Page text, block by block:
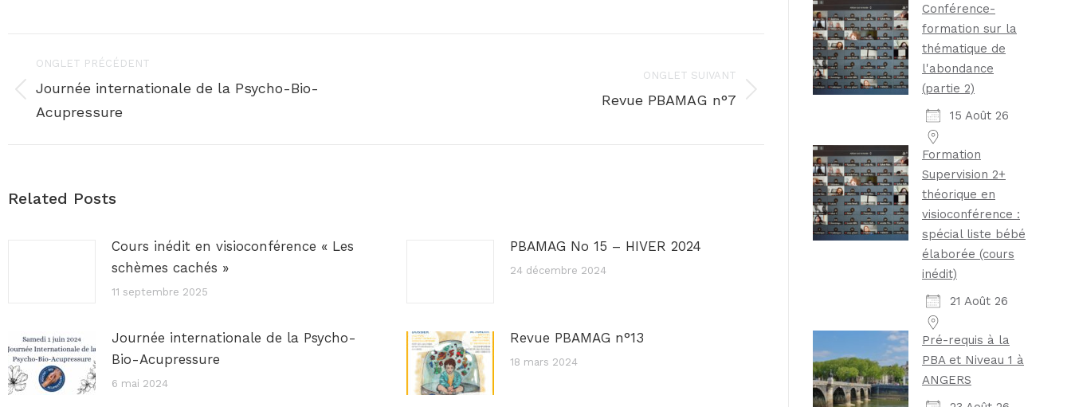
de
commentaire
ONGLET PRÉCÉDENT
Onglet
précédent
Journée internationale de la Psycho-Bio-
Acupressure
ONGLET SUIVANT
Revue PBAMAG n°7
Related Posts
Cours inédit en visioconférence « Les
schèmes cachés »
11 septembre 2025
PBAMAG No 15 – HIVER 2024
24 décembre 2024
Journée internationale de la Psycho-
Bio-Acupressure
6 mai 2024
Revue PBAMAG n°13
18 mars 2024
Conférence-
formation sur la
thématique de
l'abondance
(partie 2)
15 Août 26
Formation
Supervision 2+
théorique en
visioconférence :
spécial liste bébé
élaborée (cours
inédit)
21 Août 26
Pré-requis à la
PBA et Niveau 1 à
ANGERS